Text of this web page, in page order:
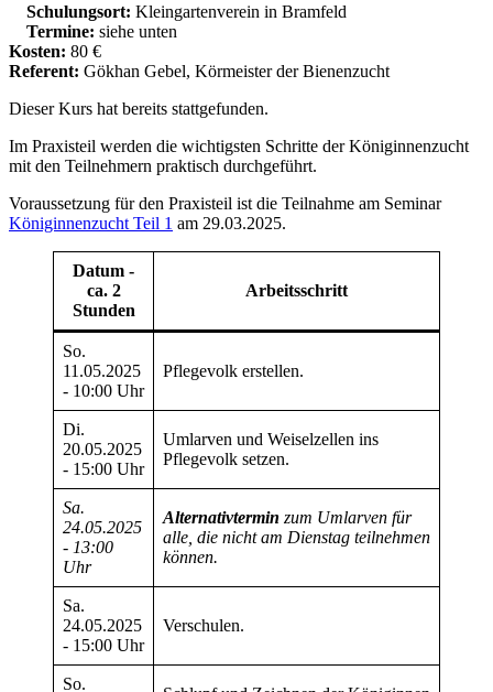
Schulungsort: Kleingartenverein in Bramfeld
Termine: siehe unten
Kosten: 80 €
Referent: Gökhan Gebel, Körmeister der Bienenzucht
Dieser Kurs hat bereits stattgefunden.
Im Praxisteil werden die wichtigsten Schritte der Königinnenzucht
mit den Teilnehmern praktisch durchgeführt.
Voraussetzung für den Praxisteil ist die Teilnahme am Seminar
Königinnenzucht Teil 1 am 29.03.2025.
Datum -
ca. 2
Stunden
Arbeitsschritt
So.
11.05.2025
- 10:00 Uhr
Pflegevolk erstellen.
Di.
20.05.2025
- 15:00 Uhr
Umlarven und Weiselzellen ins
Pflegevolk setzen.
Sa.
24.05.2025
- 13:00
Uhr
Alternativtermin zum Umlarven für
alle, die nicht am Dienstag teilnehmen
können.
Sa.
24.05.2025
- 15:00 Uhr
Verschulen.
So.